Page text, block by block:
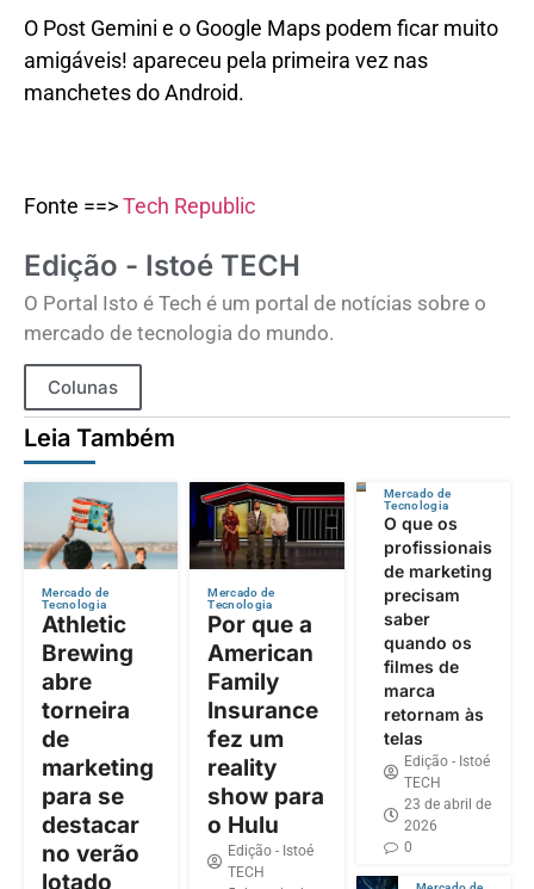
O Post Gemini e o Google Maps podem ficar muito
amigáveis! apareceu pela primeira vez nas
manchetes do Android.
Fonte ==>Tech Republic
Edição - Istoé TECH
O Portal Isto é Tech é um portal de notícias sobre o
mercado de tecnologia do mundo.
Colunas
Leia Também
Mercado de
Tecnologia
Athletic
Brewing
abre
torneira
de
marketing
para se
destacar
no verão
lotado
Mercado de
Tecnologia
Por que a
American
Family
Insurance
fez um
reality
show para
o Hulu
Edição - Istoé
TECH
Mercado de
Tecnologia
O que os
profissionais
de marketing
precisam
saber
quando os
filmes de
marca
retornam às
telas
Edição - Istoé
TECH
23 de abril de
2026
0